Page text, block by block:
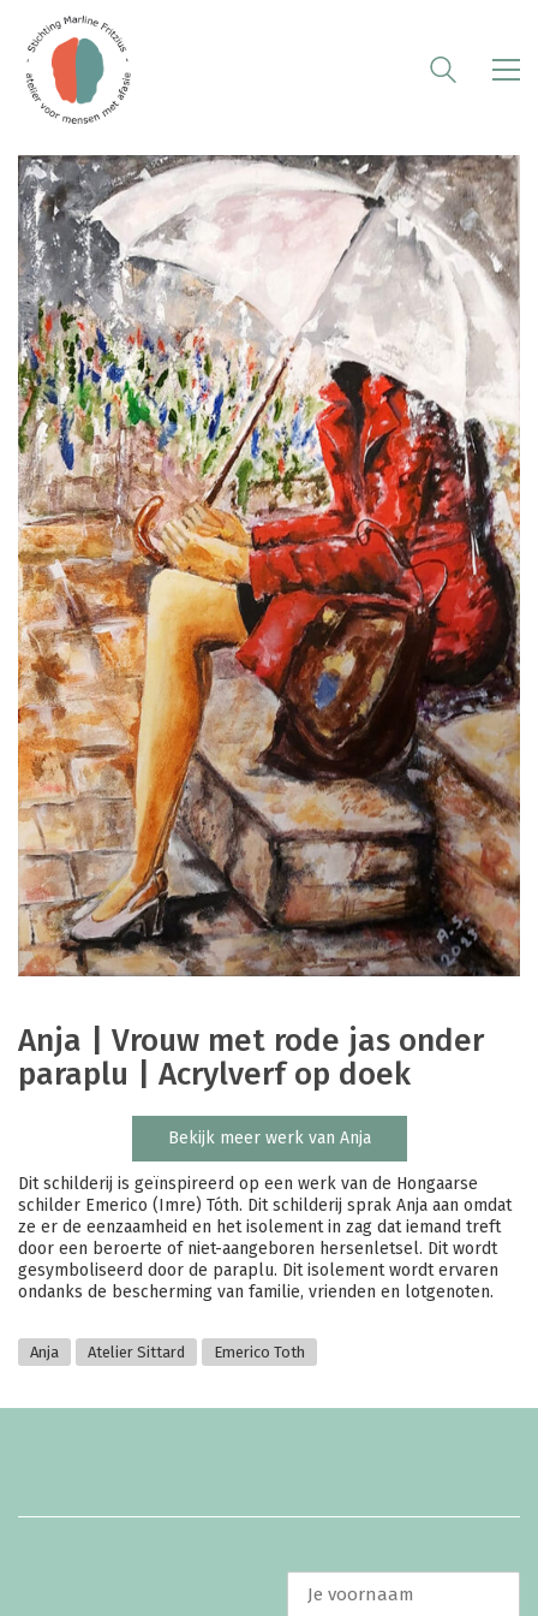
Anja | Vrouw met rode jas onder
paraplu | Acrylverf op doek
Bekijk meer werk van Anja
Dit schilderij is geïnspireerd op een werk van de Hongaarse
schilder Emerico (Imre) Tóth. Dit schilderij sprak Anja aan omdat
ze er de eenzaamheid en het isolement in zag dat iemand treft
door een beroerte of niet-aangeboren hersenletsel. Dit wordt
gesymboliseerd door de paraplu. Dit isolement wordt ervaren
ondanks de bescherming van familie, vrienden en lotgenoten.
Anja Atelier Sittard Emerico Toth